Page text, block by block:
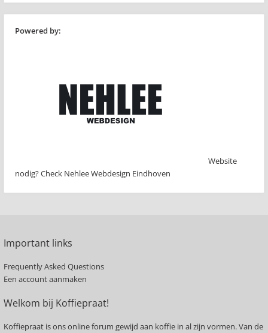
Powered by:
Website
nodig? Check Nehlee Webdesign Eindhoven
Important links
Frequently Asked Questions
Een account aanmaken
Welkom bij Koffiepraat!
Koffiepraat is ons online forum gewijd aan koffie in al zijn vormen. Van de